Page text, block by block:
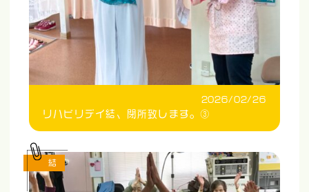
2026/02/26
リハビリデイ結、閉所致します。③
結